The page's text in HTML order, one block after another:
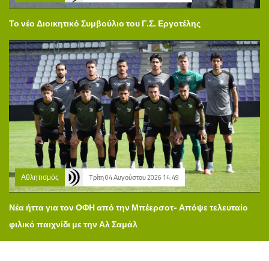
Το νέο Διοικητικό Συμβούλιο του Γ.Σ. Εργοτέλης
Αθλητισμός Τρίτη 04 Αυγούστου 2026 14:49
Νέα ήττα για τον ΟΦΗ από την Μπέερσοτ- Απόψε τελευταίο
φιλικό παιχνίδι με την Αλ Σαμάλ